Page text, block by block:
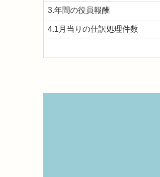
3.年間の役員報酬
4.1月当りの仕訳処理件数